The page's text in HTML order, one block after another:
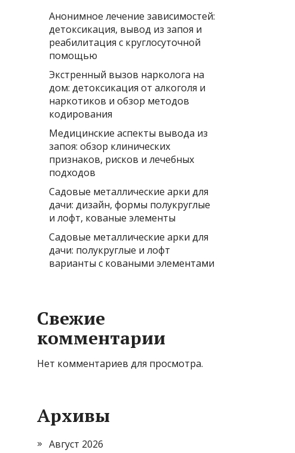
Анонимное лечение зависимостей:
детоксикация, вывод из запоя и
реабилитация с круглосуточной
помощью
Экстренный вызов нарколога на
дом: детоксикация от алкоголя и
наркотиков и обзор методов
кодирования
Медицинские аспекты вывода из
запоя: обзор клинических
признаков, рисков и лечебных
подходов
Садовые металлические арки для
дачи: дизайн, формы полукруглые
и лофт, кованые элементы
Садовые металлические арки для
дачи: полукруглые и лофт
варианты с коваными элементами
Свежие
комментарии
Нет комментариев для просмотра.
Архивы
Август 2026